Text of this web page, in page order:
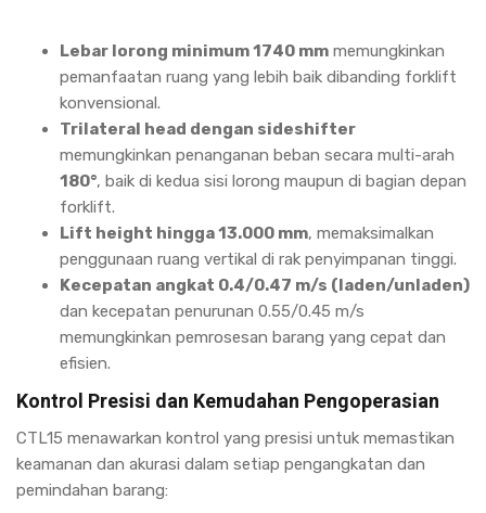
Lebar lorong minimum 1740 mm memungkinkan
pemanfaatan ruang yang lebih baik dibanding forklift
konvensional.
Trilateral head dengan sideshifter
memungkinkan penanganan beban secara multi-arah
180°, baik di kedua sisi lorong maupun di bagian depan
forklift.
Lift height hingga 13.000 mm, memaksimalkan
penggunaan ruang vertikal di rak penyimpanan tinggi.
Kecepatan angkat 0.4/0.47 m/s (laden/unladen)
dan kecepatan penurunan 0.55/0.45 m/s
memungkinkan pemrosesan barang yang cepat dan
efisien.
Kontrol Presisi dan Kemudahan Pengoperasian
CTL15 menawarkan kontrol yang presisi untuk memastikan
keamanan dan akurasi dalam setiap pengangkatan dan
pemindahan barang: